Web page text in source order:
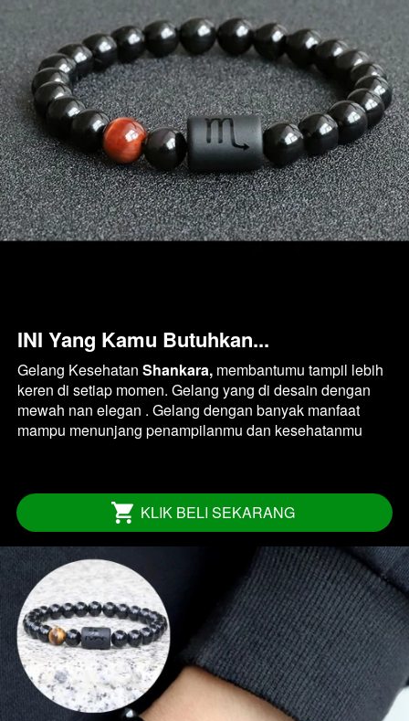
INI Yang Kamu Butuhkan...
Gelang Kesehatan Shankara, membantumu tampil lebih
keren di setiap momen. Gelang yang di desain dengan
mewah nan elegan . Gelang dengan banyak manfaat
mampu menunjang penampilanmu dan kesehatanmu
` KLIK BELI SEKARANG